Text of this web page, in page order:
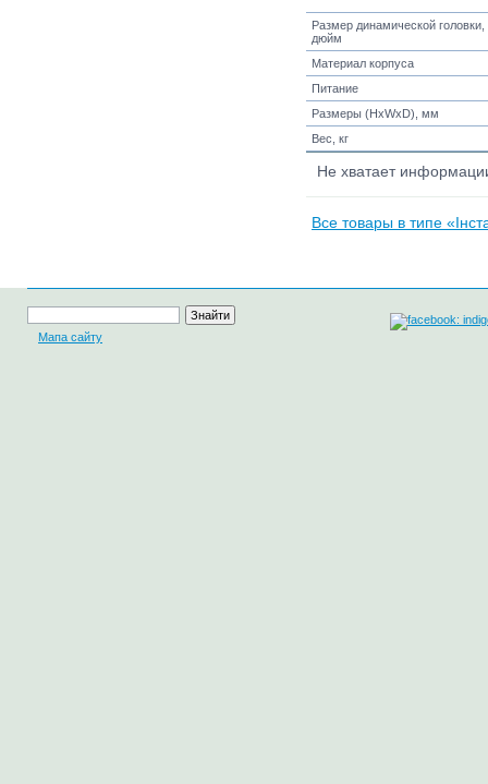
Размер динамической головки,
дюйм
Материал корпуса
Питание
Размеры (HxWxD), мм
Вес, кг
Не хватает
Все товары в типе
Мапа сайту